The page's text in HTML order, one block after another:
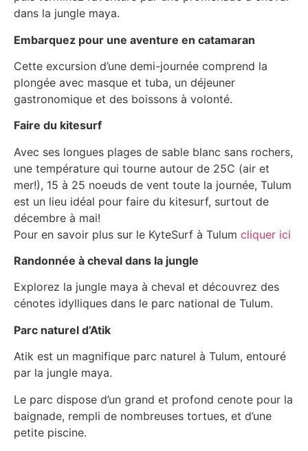
dans la jungle maya.
Embarquez pour une aventure en catamaran
Cette excursion d’une demi-journée comprend la
plongée avec masque et tuba, un déjeuner
gastronomique et des boissons à volonté.
Faire du kitesurf
Avec ses longues plages de sable blanc sans rochers,
une température qui tourne autour de 25C (air et
mer!), 15 à 25 noeuds de vent toute la journée, Tulum
est un lieu idéal pour faire du kitesurf, surtout de
décembre à mai!
Pour en savoir plus sur le KyteSurf à Tulum cliquer ici
Randonnée à cheval dans la jungle
Explorez la jungle maya à cheval et découvrez des
cénotes idylliques dans le parc national de Tulum.
Parc naturel d’Atik
Atik est un magnifique parc naturel à Tulum, entouré
par la jungle maya.
Le parc dispose d’un grand et profond cenote pour la
baignade, rempli de nombreuses tortues, et d’une
petite piscine.